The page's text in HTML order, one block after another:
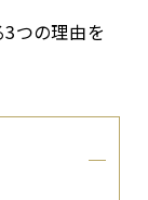
つの理由を